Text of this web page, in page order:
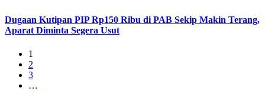
Dugaan Kutipan PIP Rp150 Ribu di PAB Sekip Makin Terang,
Aparat Diminta Segera Usut
1
2
3
…